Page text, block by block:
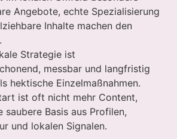
Angebote, echte Spezialisierung
Inhalte machen den
Strategie ist
messbar und langfristig
hektische Einzelmaßnahmen.
ist oft nicht mehr Content,
saubere Basis aus Profilen,
und lokalen Signalen.